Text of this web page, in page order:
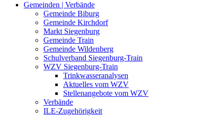
Gemeinden | Verbände
Gemeinde Biburg
Gemeinde Kirchdorf
Markt Siegenburg
Gemeinde Train
Gemeinde Wildenberg
Schulverband Siegenburg-Train
WZV Siegenburg-Train
Trinkwasseranalysen
Aktuelles vom WZV
Stellenangebote vom WZV
Verbände
ILE-Zugehörigkeit